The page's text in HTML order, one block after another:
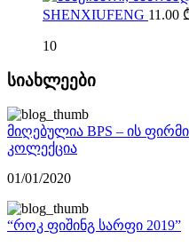
SHENXIUFENG 11.00
10
სიახლეები
მიღებულია BPS – ის
კოლექცია
01/01/2020
“როკ ფიშინგ სარფი 2019”